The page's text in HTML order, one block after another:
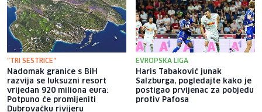
"TRI SESTRICE"
Nadomak granice s BiH
razvija se luksuzni resort
vrijedan 920 miliona eura:
Potpuno će promijeniti
Dubrovačku rivijeru
EVROPSKA LIGA
Haris Tabaković junak
Salzburga, pogledajte kako je
postigao prvijenac za pobjedu
protiv Pafosa